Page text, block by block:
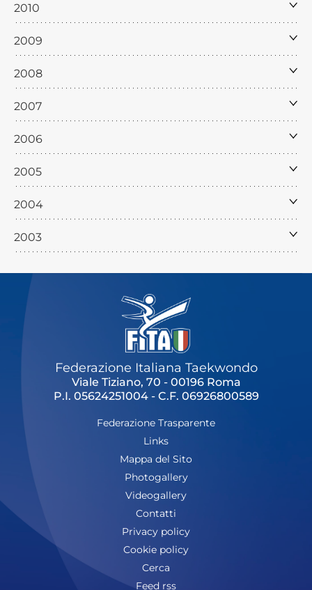
2010
2009
2008
2007
2006
2005
2004
2003
Federazione Italiana Taekwondo
Viale Tiziano, 70 - 00196 Roma
P.I. 05624251004 - C.F. 06926800589
Federazione Trasparente
Links
Mappa del Sito
Photogallery
Videogallery
Contatti
Privacy policy
Cookie policy
Cerca
Feed rss